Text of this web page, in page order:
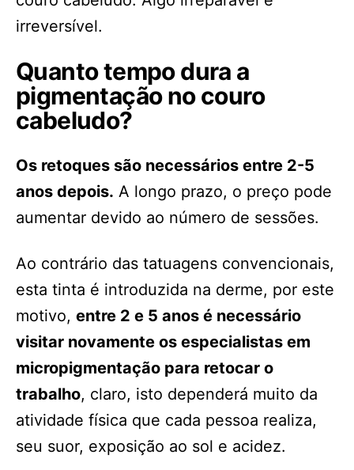
irreversível.
Quanto tempo dura a
pigmentação no couro
cabeludo?
Os retoques são necessários entre 2-5
anos depois. A longo prazo, o preço pode
aumentar devido ao número de sessões.
Ao contrário das tatuagens convencionais,
esta tinta é introduzida na derme, por este
motivo, entre 2 e 5 anos é necessário
visitar novamente os especialistas em
micropigmentação para retocar o
trabalho, claro, isto dependerá muito da
atividade física que cada pessoa realiza,
seu suor, exposição ao sol e acidez.